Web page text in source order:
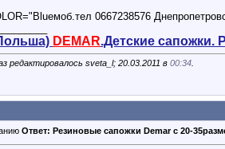
0667238576
DEMAR.Детские сапожки.
редактировалось sveta_l; 20.03.2011 в 00:34
Ответ: Резиновые сапожки Demar с 20-